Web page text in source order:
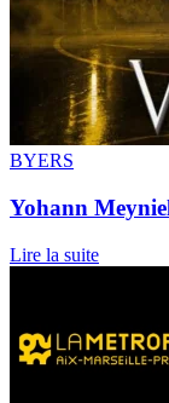
BYERS
Yohann
Lire la suite